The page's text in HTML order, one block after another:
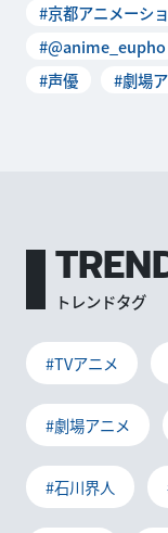
#京都アニメーシ
#@anime_eupho
#声優
#劇場
トレンドタグ
#TVアニメ
#劇場アニメ
#石川界人